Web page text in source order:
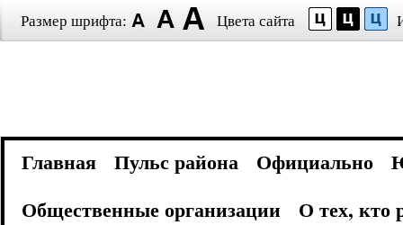
Размер шрифта: Цвета сайта
Главная Пульс района Официально
Общественные организации
О тех, кто